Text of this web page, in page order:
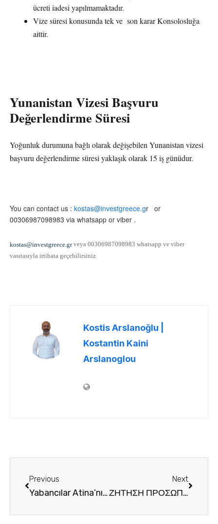
ücreti iadesi yapılmamaktadır.
Vize süresi konusunda tek ve son karar Konsolosluğa
aittir.
Yunanistan Vizesi Başvuru
Değerlendirme Süresi
Yoğunluk durumuna bağlı olarak değişebilen Yunanistan vizesi
başvuru değerlendirme süresi yaklaşık olarak 15 iş günüdur.
You can contact us : kostas@investgreece.gr or
00306987098983 via whatsapp or viber .
kostas@investgreece.grveya 00306987098983 whatsapp ve viber
vasıtasıyla irtibata geçebilirsiniz
Kostis Arslanoğlu |
Kostantin Kaini
Arslanoglou
Previous
Yabancılar Atina’nın hangi semtlerinden ev alıyor
Next
ΖΗΤΗΣΗ ΠΡΟΣΩΠΙΚΟΥ DOKAY RENT A CAR